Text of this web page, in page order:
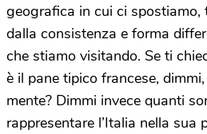
geografica in cui ci spostiamo,
dalla consistenza e forma
che stiamo visitando. Se ti
è il pane tipico francese,
mente? Dimmi invece quanti
rappresentare l’Italia nella sua